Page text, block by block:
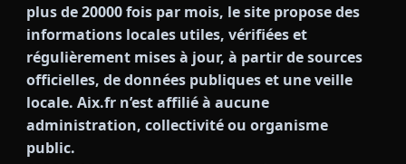
plus de 20000 fois par mois, le site propose des
informations locales utiles, vérifiées et
régulièrement mises à jour, à partir de sources
officielles, de données publiques et une veille
locale. Aix.fr n’est affilié à aucune
administration, collectivité ou organisme
public.